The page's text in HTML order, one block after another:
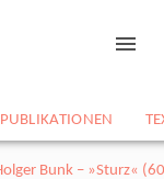
PUBLIKATIONEN
menu